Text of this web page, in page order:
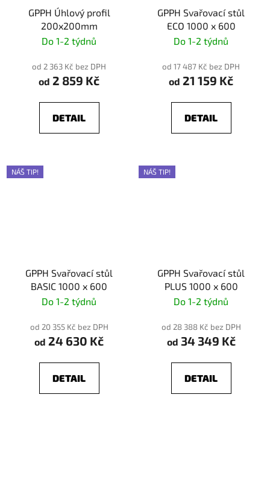
GPPH Úhlový profil
200x200mm
Do 1-2 týdnů
od 2 363 Kč bez DPH
od 2 859 Kč
DETAIL
GPPH Svařovací stůl
ECO 1000 x 600
Do 1-2 týdnů
od 17 487 Kč bez DPH
od 21 159 Kč
DETAIL
NÁŠ TIP!
GPPH Svařovací stůl
BASIC 1000 x 600
Do 1-2 týdnů
od 20 355 Kč bez DPH
od 24 630 Kč
DETAIL
NÁŠ TIP!
GPPH Svařovací stůl
PLUS 1000 x 600
Do 1-2 týdnů
od 28 388 Kč bez DPH
od 34 349 Kč
DETAIL